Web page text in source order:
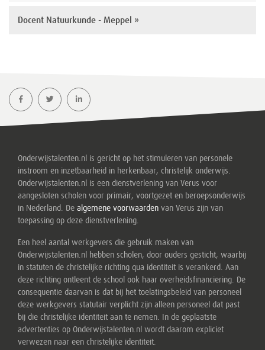
Docent Natuurkunde - Meppel »
Onderwijstalenten.nl is gericht op het stimuleren van personele
instroom en inzetbaarheid in herkenbaar, christelijk onderwijs.
Onderwijstalenten.nl is een dienstverlening van Verus voor
aangesloten scholen voor primair, voortgezet en beroepsonderwijs
in Nederland. De algemene voorwaarden van Verus zijn van
toepassing op deze dienstverlening.
Een heel aantal werkgevers die gebruik maken van
Onderwijstalenten.nl hebben scholen, door ouders gesticht, waarbij
in statuten de christelijke richting qua identiteit is verankerd. Aan
deze richting ontleent de school ook haar overheidsfinanciering. De
consequentie daarvan is dat bij het toelatingsbeleid van personeel
deze werkgevers statutair verplicht zijn alleen personeel dat past
bij die christelijke identiteit aan te nemen. In de geplaatste
advertenties op Onderwijstalenten.nl wordt daarom expliciet
verwezen naar een christelijke identiteit.